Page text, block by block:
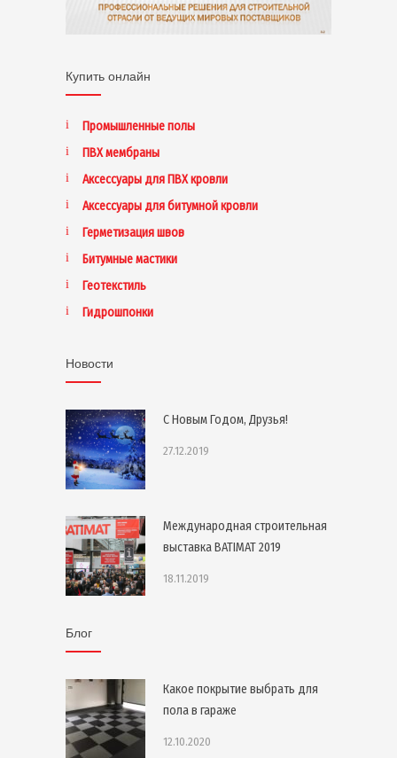
Купить онлайн
Промышленные полы
ПВХ мембраны
Аксессуары для ПВХ кровли
Аксессуары для битумной кровли
Герметизация швов
Битумные мастики
Геотекстиль
Гидрошпонки
Новости
С Новым Годом, Друзья!
27.12.2019
Международная строительная
выставка BATIMAT 2019
18.11.2019
Блог
Какое покрытие выбрать для
пола в гараже
12.10.2020